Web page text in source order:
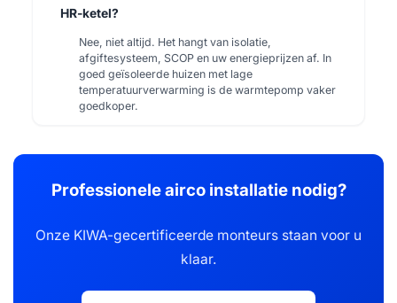
HR-ketel?
Nee, niet altijd. Het hangt van isolatie,
afgiftesysteem, SCOP en uw energieprijzen af. In
goed geïsoleerde huizen met lage
temperatuurverwarming is de warmtepomp vaker
goedkoper.
Professionele airco installatie nodig?
Onze KIWA-gecertificeerde monteurs staan voor u
klaar.